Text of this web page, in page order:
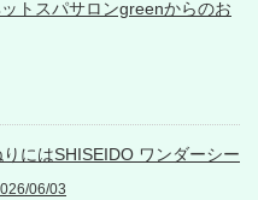
ットスパサロンgreenからのお
にはSHISEIDO ワンダーシー
06/03